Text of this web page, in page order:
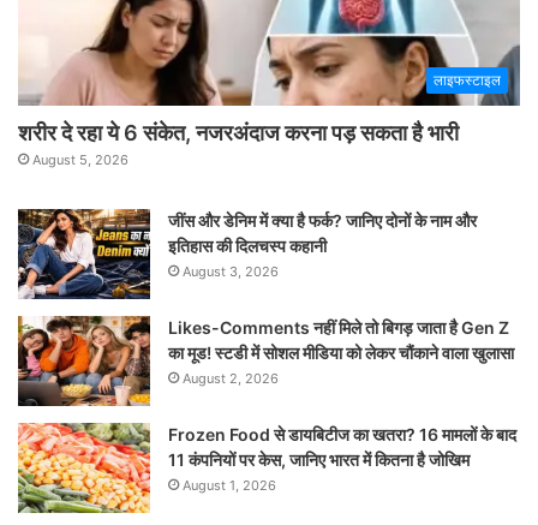
लाइफस्टाइल
शरीर दे रहा ये 6 संकेत, नजरअंदाज करना पड़ सकता है भारी
August 5, 2026
जींस और डेनिम में क्या है फर्क? जानिए दोनों के नाम और
इतिहास की दिलचस्प कहानी
August 3, 2026
Likes-Comments नहीं मिले तो बिगड़ जाता है Gen Z
का मूड! स्टडी में सोशल मीडिया को लेकर चौंकाने वाला खुलासा
August 2, 2026
Frozen Food से डायबिटीज का खतरा? 16 मामलों के बाद
11 कंपनियों पर केस, जानिए भारत में कितना है जोखिम
August 1, 2026